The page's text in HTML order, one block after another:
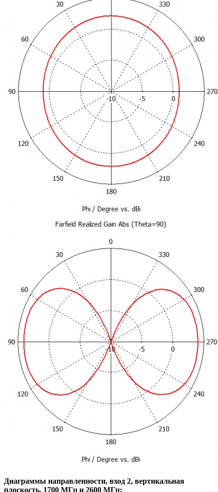
Диаграммы направленности, вход 2, вертикальная
плоскость, 1700 МГц и 2600 МГц: